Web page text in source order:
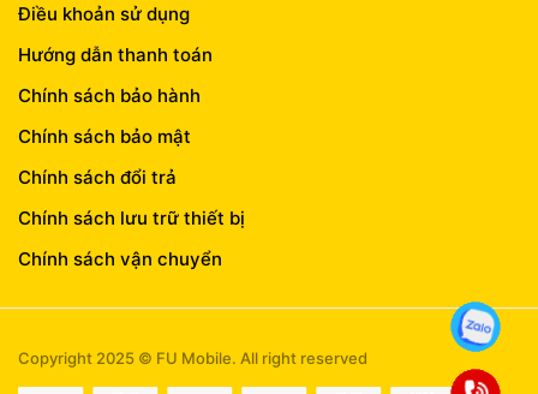
Điều khoản sử dụng
Hướng dẫn thanh toán
Chính sách bảo hành
Chính sách bảo mật
Chính sách đổi trả
Chính sách lưu trữ thiết bị
Chính sách vận chuyển
Copyright 2025 © FU Mobile. All right reserved